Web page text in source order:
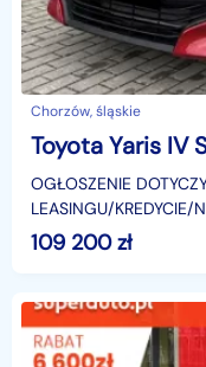
Chorzów, śląskie
OGŁOSZENIE
LEASINGU/
SUPERAUTO.PL?✔ Lider
109 200zł